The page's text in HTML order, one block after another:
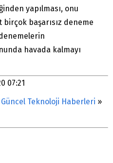
yapılması, onu
birçok başarısız deneme
havada kalmayı
07:21
Güncel Teknoloji Haberleri »